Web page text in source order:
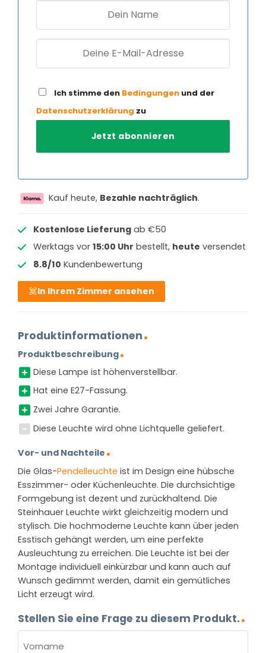
Ich stimme den Bedingungen und der
Datenschutzerklärung zu
Kauf heute, Bezahle nachträglich.
Kostenlose Lieferungab €50
Werktags vor 15:00 Uhr bestellt, heute versendet
8.8/10 Kundenbewertung
In Ihrem Zimmer ansehen
Produktinformationen
Produktbeschreibung
Diese Lampe ist höhenverstellbar.
Hat eine E27-Fassung.
Zwei Jahre Garantie.
Diese Leuchte wird ohne Lichtquelle geliefert.
Vor- und Nachteile
Die Glas-Pendelleuchte ist im Design eine hübsche
Esszimmer- oder Küchenleuchte. Die durchsichtige
Formgebung ist dezent und zurückhaltend. Die
Steinhauer Leuchte wirkt gleichzeitig modern und
stylisch. Die hochmoderne Leuchte kann über jeden
Esstisch gehängt werden, um eine perfekte
Ausleuchtung zu erreichen. Die Leuchte ist bei der
Montage individuell einkürzbar und kann auch auf
Wunsch gedimmt werden, damit ein gemütliches
Licht erzeugt wird.
Stellen Sie eine Frage zu diesem Produkt.